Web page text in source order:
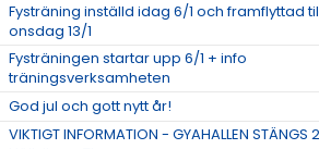
Fysträning inställd idag 6/1 och framflyttad
onsdag 13/1
Fysträningen startar upp 6/1 + info
träningsverksamheten
God jul och gott nytt år!
VIKTIGT INFORMATION - GYAHALLEN STÄNGS